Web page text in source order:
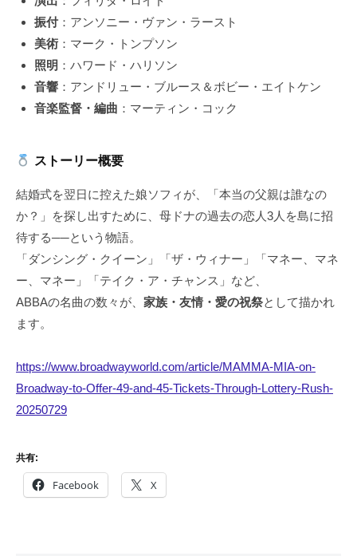
振付：アンソニー・ヴァン・ラースト
美術：マーク・トンプソン
照明 ：ハワード・ハリソン
音響：アンドリュー・ブルース＆ボビー・エイトケン
音楽監督・編曲 ：マーティン・コック
ストーリー概要
結婚式を翌日に控えた娘ソフィが、「本当の父親は誰なの
か？」を探し出すために、母ドナの過去の恋人3人を島に招
待する──という物語。
「ダンシング・クイーン」「ザ・ウィナー」「マネー、マネ
ー、マネー」「テイク・ア・チャンス」など、
ABBAの名曲の数々が、 家族・友情・愛の祝祭として描かれ
ます。
https://www.broadwayworld.com/article/MAMMA-MIA-on-
Broadway-to-Offer-49-and-45-Tickets-Through-Lottery-Rush-
20250729
共有:
Facebook X